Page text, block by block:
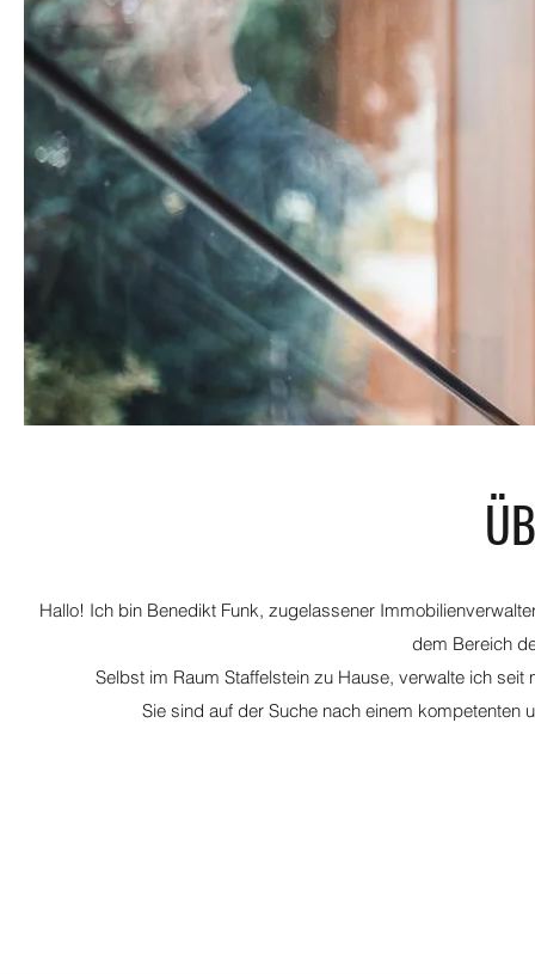
Hallo! Ich bin Benedikt Funk, zugelassener
dem Bereich
Selbst im Raum Staffelstein zu Hause, verwalte ich
Sie sind auf der Suche nach einem